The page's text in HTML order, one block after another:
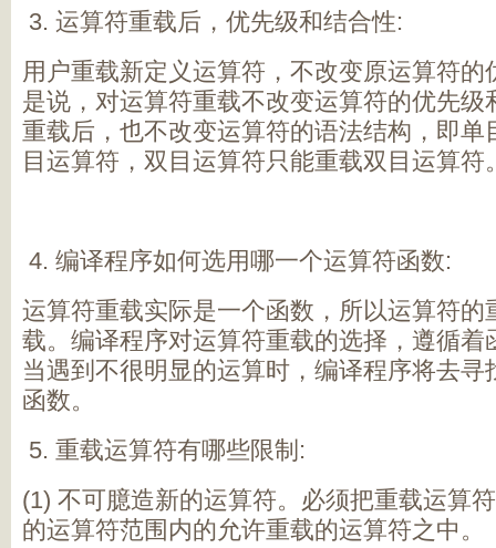
运算符重载后，优先级和结合性:
用户重载新定义运算符，不改变原运算符
是说，对运算符重载不改变运算符的优先级
重载后，也不改变运算符的语法结构，即单
目运算符，双目运算符只能重载双目运算符
编译程序如何选用哪一个运算符函数:
运算符重载实际是一个函数，所以运算符的
载。编译程序对运算符重载的选择，遵循着
当遇到不很明显的运算时，编译程序将去
函数。
重载运算符有哪些限制:
(1) 不可臆造新的运算符。必须把重载运算
的运算符范围内的允许重载的运算符之中。